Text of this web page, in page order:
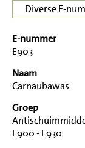
Diverse E-
E-nummer
E903
Naam
Carnaubawas
Groep
E900 - E930